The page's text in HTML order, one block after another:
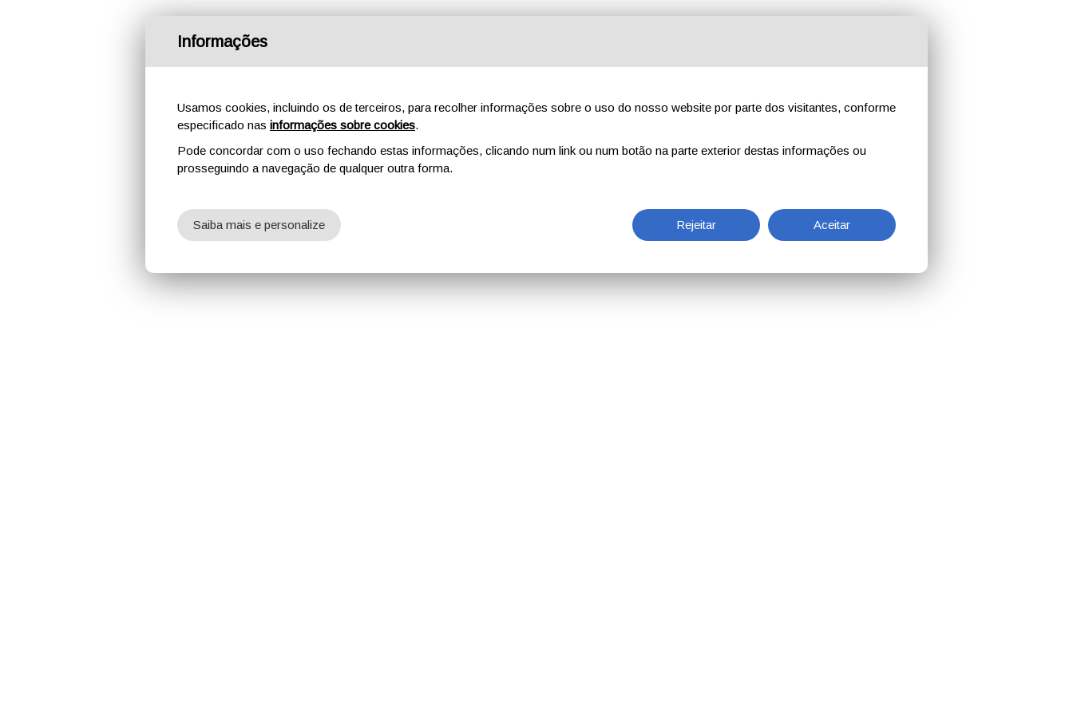
Informações
Usamos cookies, incluindo os de terceiros, para recolher informações sobre o uso do nosso website por parte dos visitantes, conforme
especificado nas informações sobre cookies.
Pode concordar com o uso fechando estas informações, clicando num link ou num botão na parte exterior destas informações ou
prosseguindo a navegação de qualquer outra forma.
Rejeitar Aceitar
Saiba mais e personalize